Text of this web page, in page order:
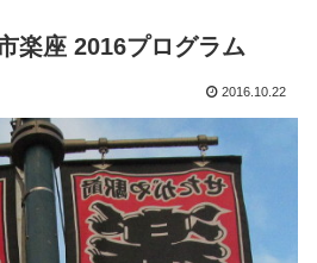
楽座 2016プログラム
2016.10.22